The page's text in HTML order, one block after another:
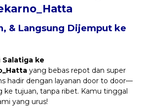
& Langsung Dijemput ke
Salatiga ke
yang bebas repot dan super
hadir dengan layanan door to door—
ke tujuan, tanpa ribet. Kamu tinggal
yang urus!